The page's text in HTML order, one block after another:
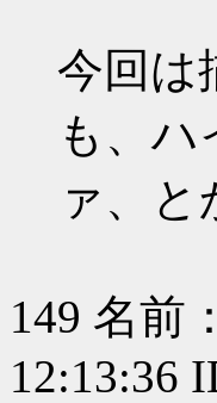
今回は
も、
ァ、と
149 名前：
12:13:36